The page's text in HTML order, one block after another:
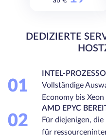
DEDIZIERTE
01
INTEL-
Vollständige
Economy bis Xeon
02
AMD EPYC
Für diejenigen,
für